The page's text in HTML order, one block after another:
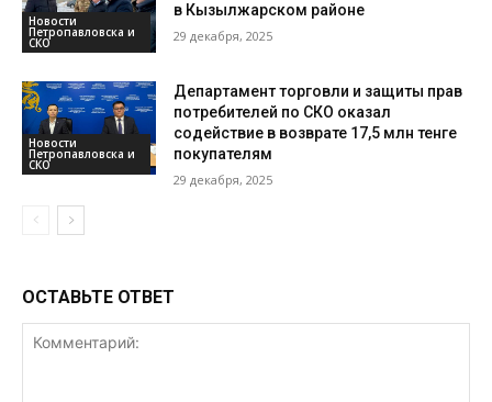
Новости
Петропавловска и
СКО
в Кызылжарском районе
29 декабря, 2025
Новости
Петропавловска и
СКО
Департамент торговли и защиты прав
потребителей по СКО оказал
содействие в возврате 17,5 млн тенге
покупателям
29 декабря, 2025
ОСТАВЬТЕ ОТВЕТ